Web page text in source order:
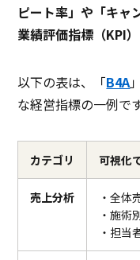
ピート率」や「キャ
業績評価指標（KPI
以下の表は、「B4A
な経営指標の一例です
カテゴリ 可視化
売上分析
・全体
・施術
・担当